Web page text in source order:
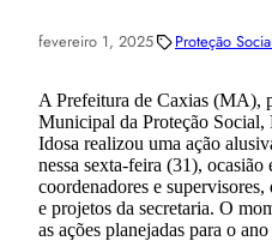
fevereiro 1, 2025 Proteção Social
A Prefeitura de Caxias (MA),
Municipal da Proteção Social,
Idosa realizou uma ação
nessa sexta-feira (31), ocasião
coordenadores e
e projetos da secretaria. O
as ações planejadas para o